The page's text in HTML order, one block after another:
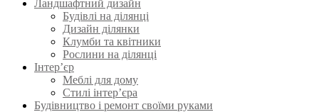
Ландшафтний дизайн
Будівлі на ділянці
Дизайн ділянки
Клумби та квітники
Рослини на ділянці
Інтер’єр
Меблі для дому
Стилі інтер’єра
Будівництво і ремонт своїми руками